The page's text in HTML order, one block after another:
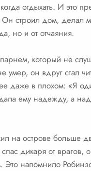
отдыхать. И это
строил дом, делал
но и от отчаяния.
который не
умер, он вдруг стал
даже в плохом: «Я
дала ему надежду, а
на острове больше
дикаря от врагов,
Это напомнило